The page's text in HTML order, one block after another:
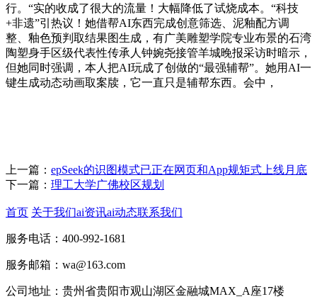
行。“实的收成了很大的流量！大幅降低了试烧成本。“科技
+非遗”引热议！她借帮AI东西完成创意筛选、泥釉配方调
整、釉色预判取结果图生成，有广美雕塑学院专业布景的石湾
陶塑身手区级代表性传承人钟婉尧接管羊城晚报采访时暗示，
但她同时强调，本人把AI玩成了创做的“最强辅帮”。她用AI一
键生成动态动画取案牍，它一直只是辅帮东西。会中，
上一篇： epSeek的识图模式已正在网页和App规矩式上线月底
下一篇： 理工大学广佛校区规划
首页 关于我们ai资讯ai动态联系我们
服务电话：400-992-1681
服务邮箱：wa@163.com
公司地址：贵州省贵阳市观山湖区金融城MAX_A座17楼